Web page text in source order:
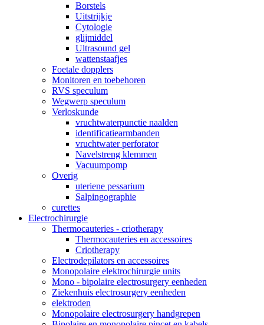
Borstels
Uitstrijkje
Cytologie
glijmiddel
Ultrasound gel
wattenstaafjes
Foetale dopplers
Monitoren en toebehoren
RVS speculum
Wegwerp speculum
Verloskunde
vruchtwaterpunctie naalden
identificatiearmbanden
vruchtwater perforator
Navelstreng klemmen
Vacuumpomp
Overig
uteriene pessarium
Salpingographie
curettes
Electrochirurgie
Thermocauteries - criotherapy
Thermocauteries en accessoires
Criotherapy
Electrodepilators en accessoires
Monopolaire elektrochirurgie units
Mono - bipolaire electrosurgery eenheden
Ziekenhuis electrosurgery eenheden
elektroden
Monopolaire electrosurgery handgrepen